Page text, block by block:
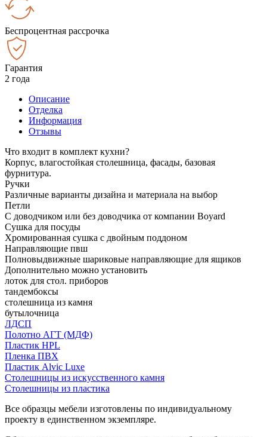
Беспроцентная рассрочка
Гарантия
2 года
Описание
Отделка
Информация
Отзывы
Что входит в комплект кухни?
Корпус, влагостойкая столешница, фасады, базовая
фурнитура.
Ручки
Различные варианты дизайна и материала на выбор
Петли
С доводчиком или без доводчика от компании Boyard
Сушка для посуды
Хромированная сушка с двойным поддоном
Направляющие пвш
Полновыдвижные шариковые направляющие для ящиков
Дополнительно можно установить
лоток для стол. приборов
тандембоксы
столешница из камня
бутылочница
ЛДСП
Полотно АГТ (МДФ)
Пластик HPL
Пленка ПВХ
Пластик Alvic Luxe
Столешницы из искусственного камня
Столешницы из пластика
Все образцы мебели изготовлены по индивидуальному
проекту в единственном экземпляре.